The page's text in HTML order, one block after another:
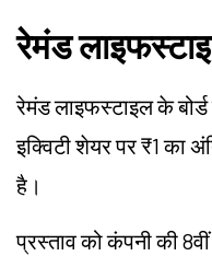
रेमंड
रेमंड लाइफस्टाइल के
इक्विटी शेयर पर ₹1 का
है।
प्रस्ताव को कंपनी की